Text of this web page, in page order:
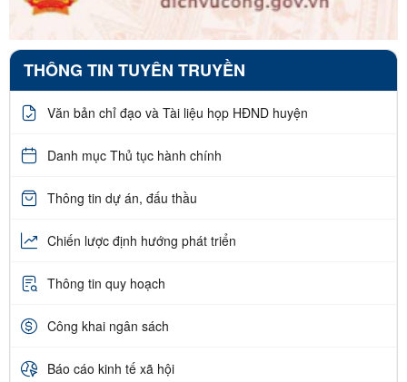
THÔNG TIN TUYÊN TRUYỀN
Văn bản chỉ đạo và Tài liệu họp HĐND huyện
Danh mục Thủ tục hành chính
Thông tin dự án, đấu thầu
Chiến lược định hướng phát triển
Thông tin quy hoạch
Công khai ngân sách
Báo cáo kinh tế xã hội